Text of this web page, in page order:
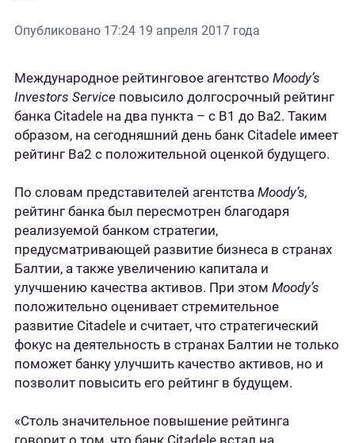
Опубликовано 17:24 19 апреля 2017 года
Международное рейтинговое агентство Moody’s
Investors Service повысило долгосрочный рейтинг
банка Citadele на два пункта – с B1 до Ba2. Таким
образом, на сегодняшний день банк Citadele имеет
рейтинг Ba2 с положительной оценкой будущего.
По словам представителей агентства Moody’s,
рейтинг банка был пересмотрен благодаря
реализуемой банком стратегии,
предусматривающей развитие бизнеса в странах
Балтии, а также увеличению капитала и
улучшению качества активов. При этом Moody’s
положительно оценивает стремительное
развитие Citadele и считает, что стратегический
фокус на деятельность в странах Балтии не только
поможет банку улучшить качество активов, но и
позволит повысить его рейтинг в будущем.
«Столь значительное повышение рейтинга
говорит о том, что банк Citadele встал на